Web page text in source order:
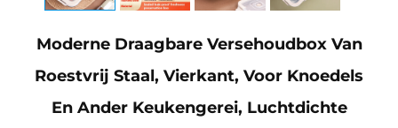
Moderne Draagbare Versehoudbox Van
Roestvrij Staal, Vierkant, Voor Knoedels
En Ander Keukengerei, Luchtdichte